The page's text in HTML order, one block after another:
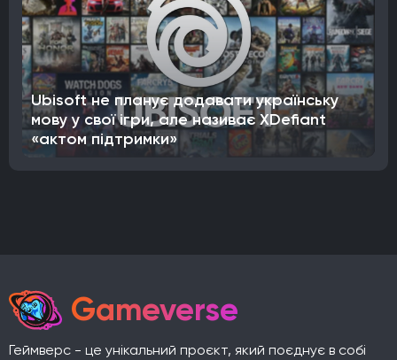
Ubisoft не планує додавати українську
мову у свої ігри, але називає XDefiant
«актом підтримки»
Gameverse
Геймверс - це унікальний проєкт, який поєднує в собі